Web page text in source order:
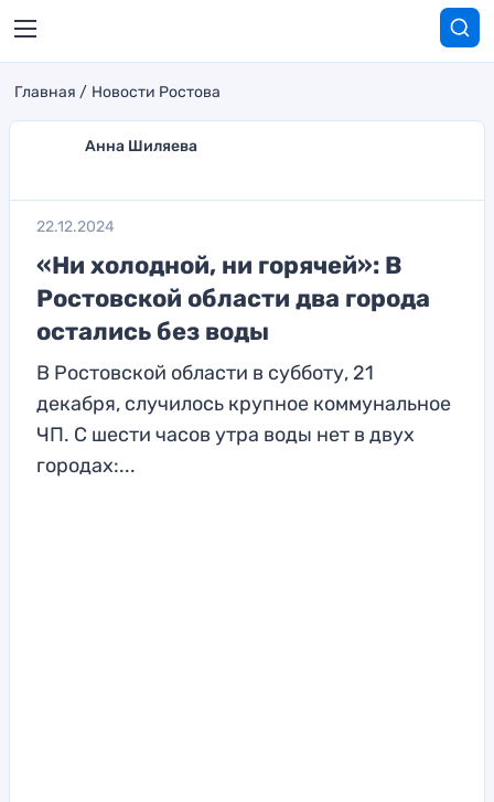
Главная Новости Ростова
Анна Шиляева
22.12.2024
«Ни холодной, ни горячей»: В
Ростовской области два города
остались без воды
В Ростовской области в субботу, 21
декабря, случилось крупное коммунальное
ЧП. С шести часов утра воды нет в двух
городах:...